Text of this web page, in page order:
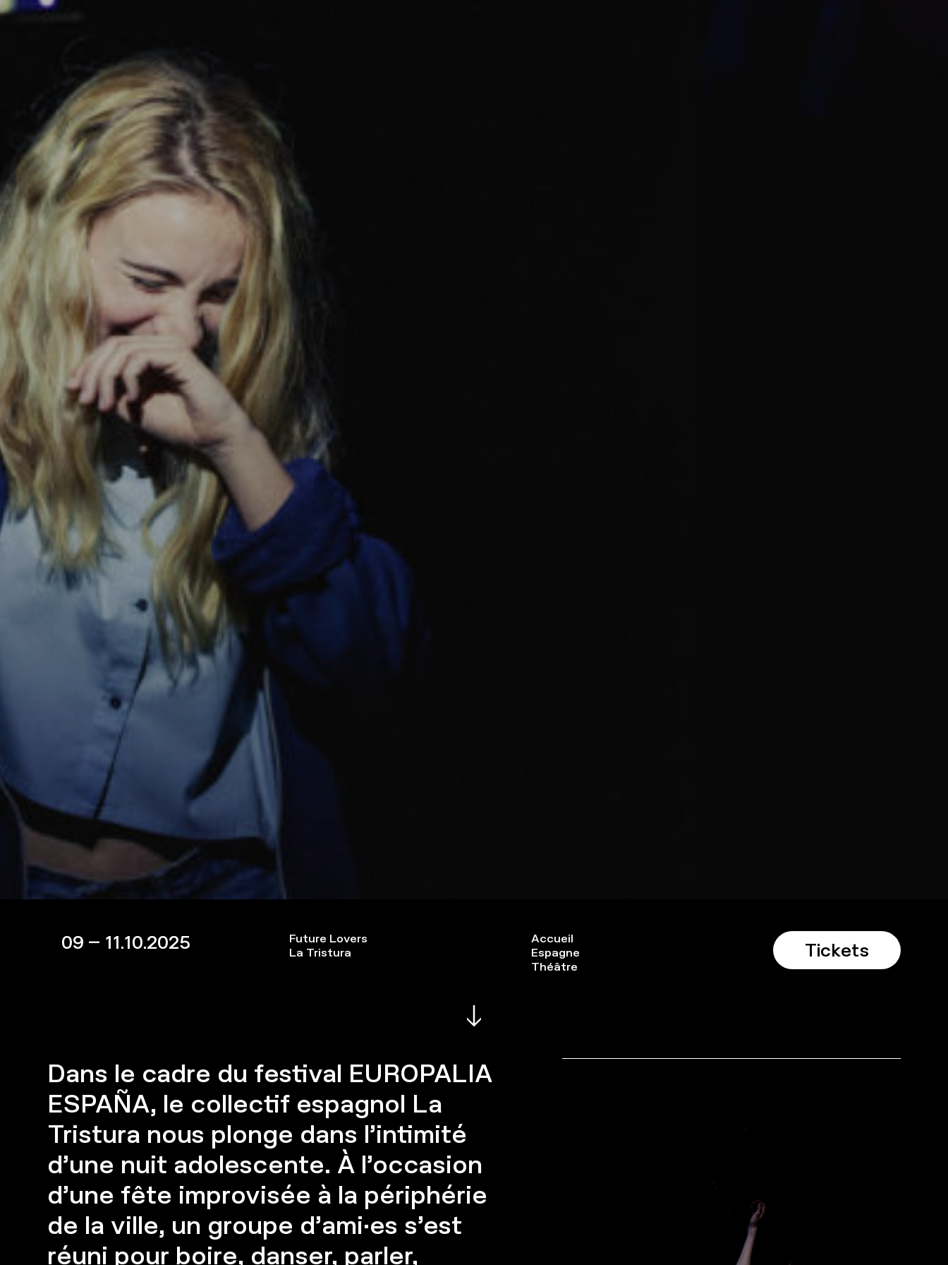
09 – 11.10.2025
Future Lovers
La Tristura
Accueil
Espagne
Théâtre
Tickets
Dans le cadre du festival EUROPALIA
ESPAÑA, le collectif espagnol La
Tristura nous plonge dans l’intimité
d’une nuit adolescente. À l’occasion
d’une fête improvisée à la périphérie
de la ville, un groupe d’ami·es s’est
réuni pour boire, danser, parler,